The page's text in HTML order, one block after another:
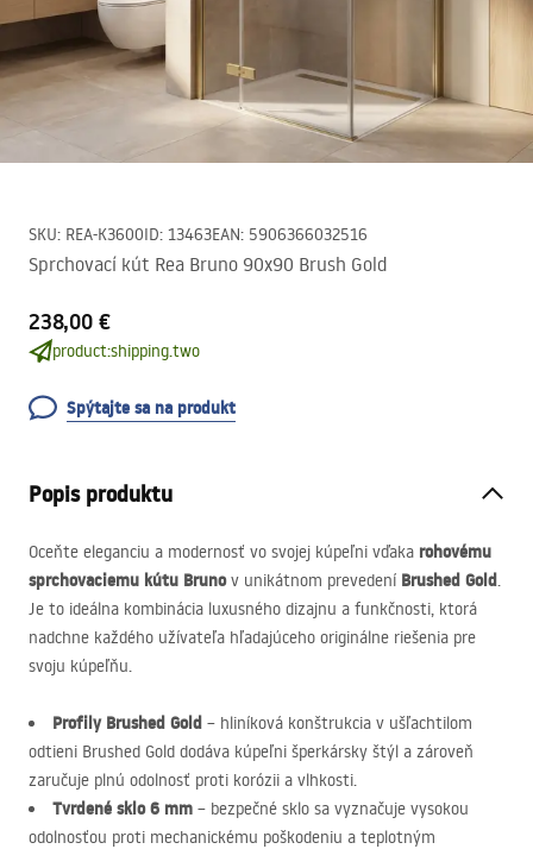
SKU: REA-K3600ID: 13463EAN: 5906366032516
Sprchovací kút Rea Bruno 90x90 Brush Gold
238,00 €
product:shipping.two
Spýtajte sa na produkt
Popis produktu
Oceňte eleganciu a modernosť vo svojej kúpeľni vďaka rohovému
sprchovaciemu kútu Brunov unikátnom prevedení Brushed Gold.
Je to ideálna kombinácia luxusného dizajnu a funkčnosti, ktorá
nadchne každého užívateľa hľadajúceho originálne riešenia pre
svoju kúpeľňu.
Profily Brushed Gold – hliníková konštrukcia v ušľachtilom
odtieni Brushed Gold dodáva kúpeľni šperkársky štýl a zároveň
zaručuje plnú odolnosť proti korózii a vlhkosti.
Tvrdené sklo 6 mm – bezpečné sklo sa vyznačuje vysokou
odolnosťou proti mechanickému poškodeniu a teplotným